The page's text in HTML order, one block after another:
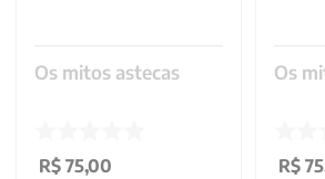
Os mitos astecas
R$ 75,00
Os
R$ 75